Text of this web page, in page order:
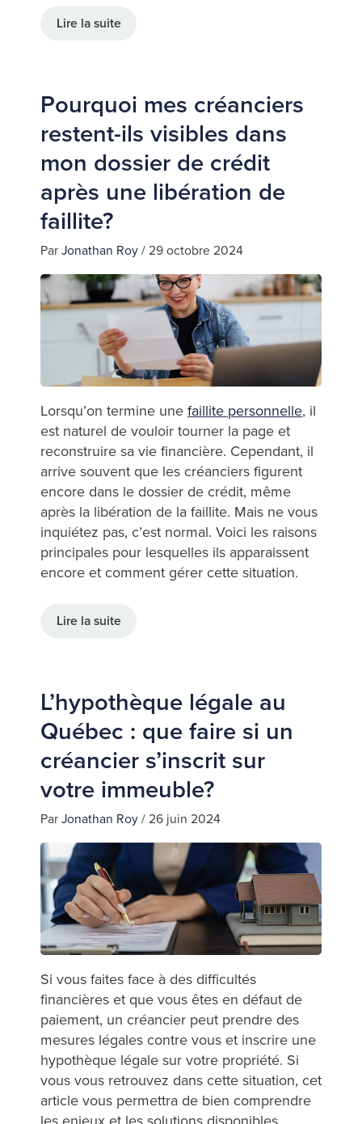
Lire la suite
Pourquoi mes créanciers
restent-ils visibles dans
mon dossier de crédit
après une libération de
faillite?
Par Jonathan Roy / 29 octobre 2024
Lorsqu’on termine une faillite personnelle, il
est naturel de vouloir tourner la page et
reconstruire sa vie financière. Cependant, il
arrive souvent que les créanciers figurent
encore dans le dossier de crédit, même
après la libération de la faillite. Mais ne vous
inquiétez pas, c’est normal. Voici les raisons
principales pour lesquelles ils apparaissent
encore et comment gérer cette situation.
Lire la suite
L’hypothèque légale au
Québec : que faire si un
créancier s’inscrit sur
votre immeuble?
Par Jonathan Roy / 26 juin 2024
Si vous faites face à des difficultés
financières et que vous êtes en défaut de
paiement, un créancier peut prendre des
mesures légales contre vous et inscrire une
hypothèque légale sur votre propriété. Si
vous vous retrouvez dans cette situation, cet
article vous permettra de bien comprendre